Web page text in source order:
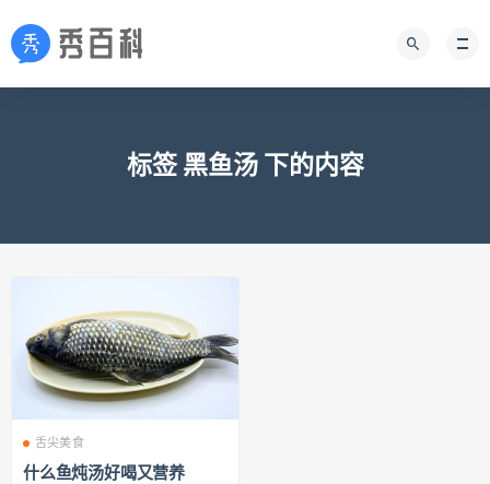
标签 黑鱼汤 下的内容
舌尖美食
什么鱼炖汤好喝又营养